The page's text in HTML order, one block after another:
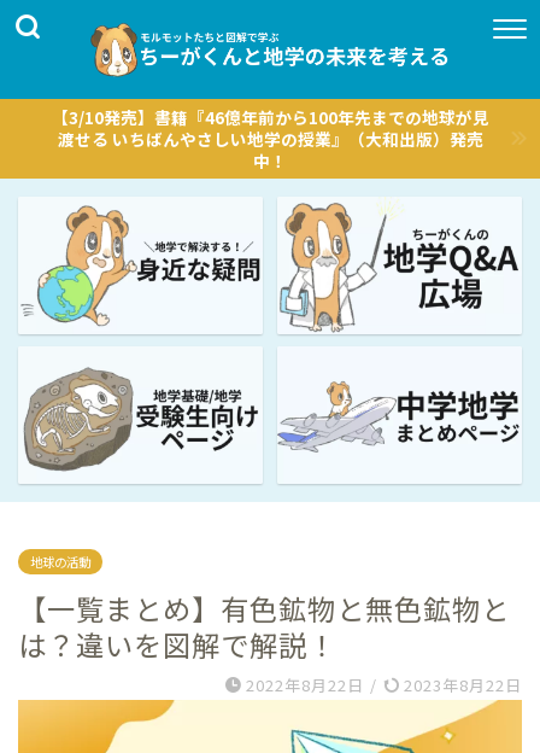
【3/10発売】書籍『46億年前から100年先までの地球が見
渡せる いちばんやさしい地学の授業』（大和出版）発売
中！
地球の活動
【一覧まとめ】有色鉱物と無色鉱物と
は？違いを図解で解説！
2022年8月22日 / 2023年8月22日